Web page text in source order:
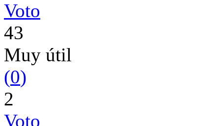
Voto
43
Muy útil
(0)
2
Voto